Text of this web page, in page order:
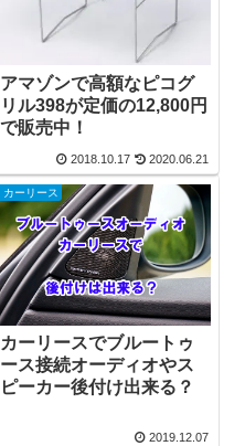
アマゾンで高額なピコグ
リル398が定価の12,800円
で販売中！
2018.10.17 2020.06.21
カーリース
カーリースでブルートゥ
ース接続オーディオやス
ピーカー後付け出来る？
2019.12.07